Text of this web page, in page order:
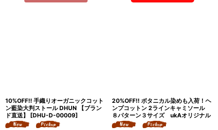
10%OFF!! 手織りオーガニックコット
ン藍染大判ストール DHUN 【ブラン
ド直送】
[DHU-D-00009]
20%OFF!! ボタニカル染めも入荷！ヘ
ンプコットン 2ラインキャミソール
８パターン３サイズ ukAオリジナル